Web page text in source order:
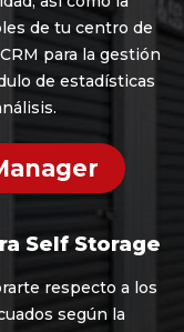
de tu centro de
para la gestión
de estadísticas
Self Storage
respecto a los
según la